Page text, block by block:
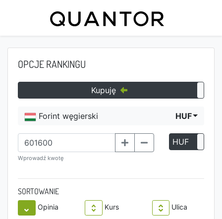
OPCJE RANKINGU
Kupuję
Forint węgierski HUF
Wprowadź kwotę
HUF
SORTOWANIE
Opinia Kurs Ulica